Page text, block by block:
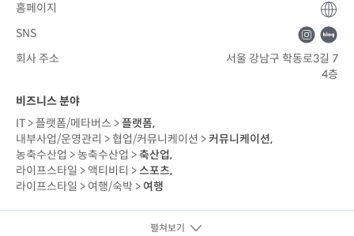
홈페이지
SNS
회사 주소
서울 강남구 학동로3길 7
4층
비즈니스 분야
IT >플랫폼/메타버스 >플랫폼,
내부사업/운영관리 >협업/커뮤니케이션 >커뮤니케이션,
농축수산업 > 농축수산업 >축산업,
라이프스타일 > 액티비티 >스포츠,
라이프스타일 > 여행/숙박 > 여행
펼쳐보기